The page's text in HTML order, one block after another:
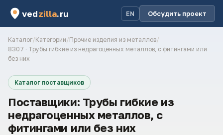
vedzilla.ru EN Обсудить проект
Каталог/Категории/Прочие изделия из металлов/
8307 · Трубы гибкие из недрагоценных металлов, с фитингами или
без них
Каталог поставщиков
Поставщики: Трубы гибкие из
недрагоценных металлов, с
фитингами или без них